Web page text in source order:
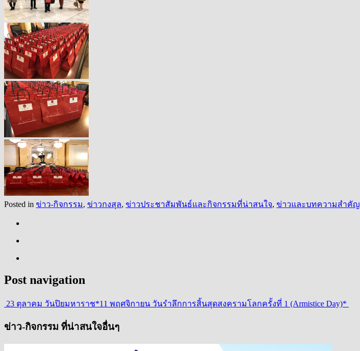
Posted in ข่าว-กิจกรรม, ข่าวกงสุล, ข่าวประชาสัมพันธ์และกิจกรรมที่น่าสนใจ, ข่าวและบทความสำคัญ
Post navigation
23 ตุลาคม วันปิยมหาราช*11 พฤศจิกายน วันรำลึกการสิ้นสุดสงครามโลกครั้งที่ 1 (Armistice Day)*
ข่าว-กิจกรรม ที่น่าสนใจอื่นๆ